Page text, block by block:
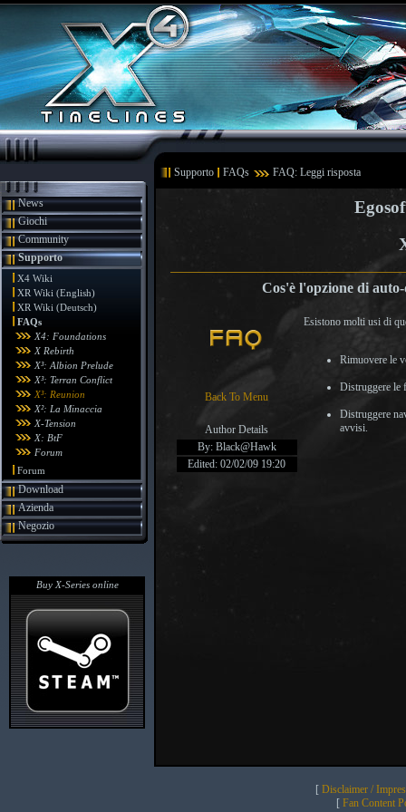
Supporto FAQs FAQ: Leggi risposta
News
Giochi
Community
Supporto
X4 Wiki
XR Wiki (English)
XR Wiki (Deutsch)
FAQs
X4: Foundations
X Rebirth
X³: Albion Prelude
X³: Terran Conflict
X³: Reunion
X²: La Minaccia
X-Tension
X: BtF
Forum
Forum
Download
Azienda
Negozio
Buy X-Series online
Cos'è l'opzione di
Back To Menu
Author Details
By: Black@Hawk
Edited: 02/02/09 19:20
Esistono molti usi di
Rimuovere le
Distruggere le
Distruggere
avvisi.
[ Disclaimer /
[ Fan Content